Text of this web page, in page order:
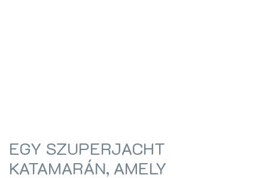
EGY SZUPERJACHT
KATAMARÁN, AMELY